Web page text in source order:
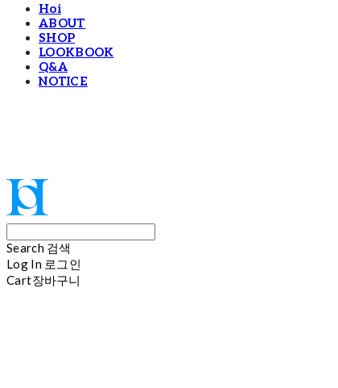
Hoi
ABOUT
SHOP
LOOKBOOK
Q&A
NOTICE
Search 검색
Log In 로그인
Cart장바구니